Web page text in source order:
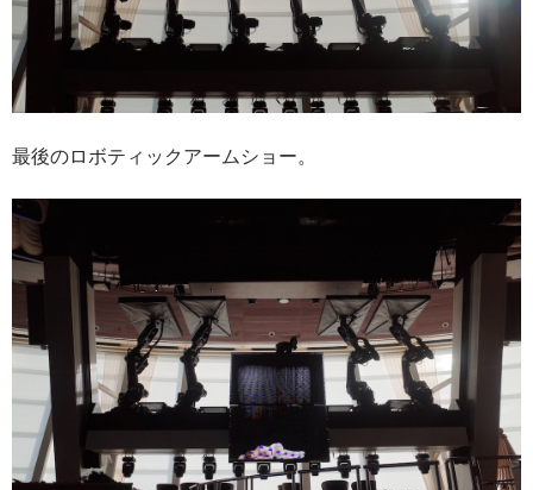
最後のロボティックアームショー。